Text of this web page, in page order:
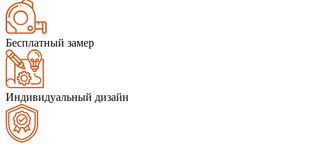
Бесплатный замер
Индивидуальный дизайн